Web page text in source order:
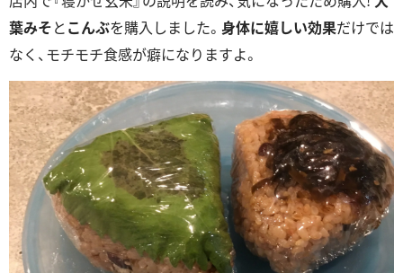
葉みそとこんぶを購入しました。 身体に嬉しい効果だけでは
なく、モチモチ食感が癖になりますよ。